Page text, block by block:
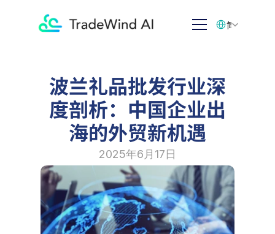
波兰礼品批发行业深
度剖析：中国企业出
海的外贸新机遇
2025年6月17日
简体中文